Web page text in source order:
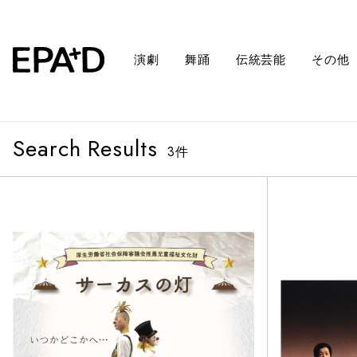
演劇 舞踊 伝統芸能 その他
Search Results 3件